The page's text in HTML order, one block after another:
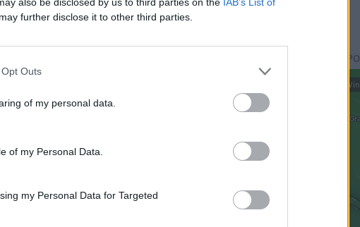
further disclose it to other third parties.
Outs
of my personal data.
of my Personal Data.
my Personal Data for Targeted
PREVISÃO DO ESTADO DO TEMPO